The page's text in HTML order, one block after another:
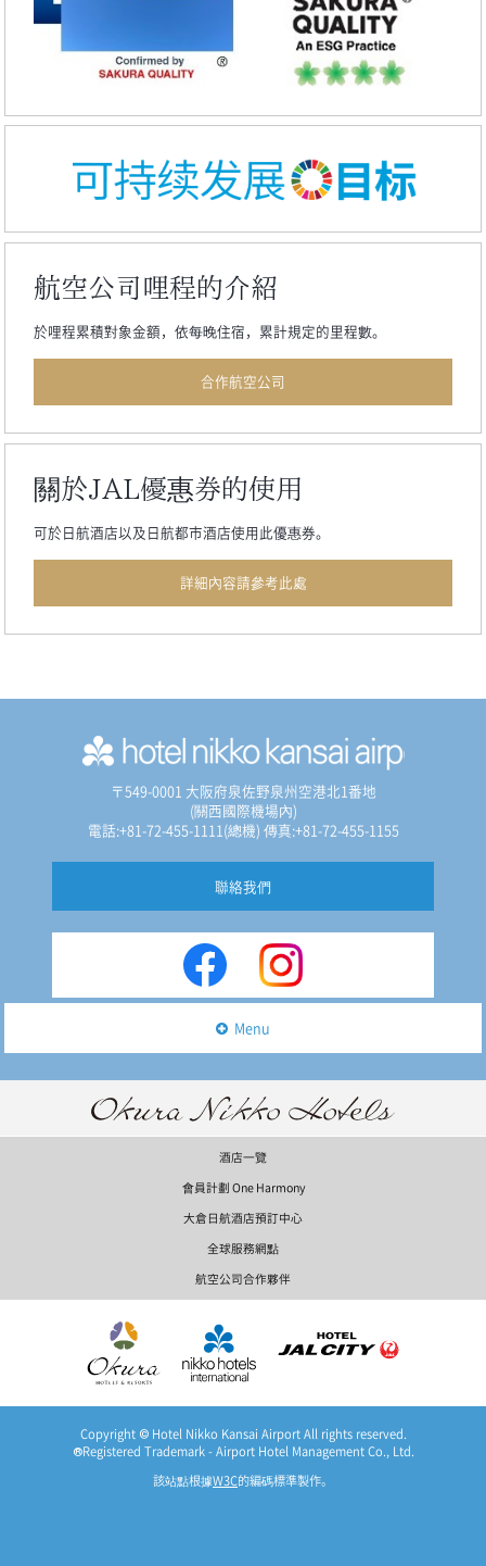
航空公司哩程的介紹
於哩程累積對象金額，依每晚住宿，累計規定的里程數。
合作航空公司
關於JAL優惠券的使用
可於日航酒店以及日航都市酒店使用此優惠券。
詳細內容請參考此處
〒549-0001 大阪府泉佐野泉州空港北1番地
(關西國際機場內)
電話:+81-72-455-1111(總機) 傳真:+81-72-455-1155
聯絡我們
Menu
酒店一覽
會員計劃 One Harmony
大倉日航酒店預訂中心
全球服務網點
航空公司合作夥伴
Copyright © Hotel Nikko Kansai Airport All rights reserved.
®Registered Trademark - Airport Hotel Management Co., Ltd.
該站點根據W3C的編碼標準製作。